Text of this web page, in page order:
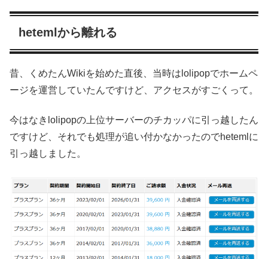
hetemlから離れる
昔、くめたんWikiを始めた直後、当時はlolipopでホームペ
ージを運営していたんですけど、アクセスがすごくって。
今はなきlolipopの上位サーバーのチカッパに引っ越したん
ですけど、それでも処理が追い付かなかったのでhetemlに
引っ越しました。